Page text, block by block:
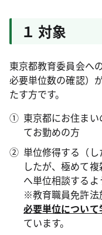
１ 対象
東京都教育委員会へ
必要単位数の確認）
たす方です。
東京都にお住ま
てお勤めの方
単位修得する（
したが、極めて
へ単位相談する
※教育職員免許法
必要単位につい
ています。